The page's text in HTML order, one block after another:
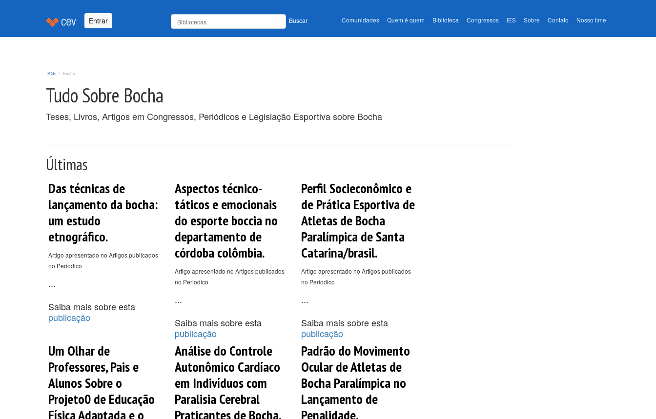
Entrar Buscar Comunidades Quem é quem Biblioteca Congressos IES Sobre Contato Nosso time
TAGs Bocha
Tudo Sobre Bocha
Teses, Livros, Artigos em Congressos, Periódicos e Legislação Esportiva sobre Bocha
Últimas
Das técnicas de
lançamento da bocha:
um estudo
etnográfico.
Artigo apresentado no Artigos publicados
no Periodico
...
Saiba mais sobre esta
publicação
Aspectos técnico-
táticos e emocionais
do esporte boccia no
departamento de
córdoba colômbia.
Artigo apresentado no Artigos publicados
no Periodico
...
Saiba mais sobre esta
publicação
Perfil Socieconômico e
de Prática Esportiva de
Atletas de Bocha
Paralímpica de Santa
Catarina/brasil.
Artigo apresentado no Artigos publicados
no Periodico
...
Saiba mais sobre esta
publicação
Um Olhar de
Professores, Pais e
Alunos Sobre o
Projeto0 de Educação
Física Adaptada e o
Análise do Controle
Autonômico Cardíaco
em Indivíduos com
Paralisia Cerebral
Praticantes de Bocha.
Padrão do Movimento
Ocular de Atletas de
Bocha Paralímpica no
Lançamento de
Penalidade.